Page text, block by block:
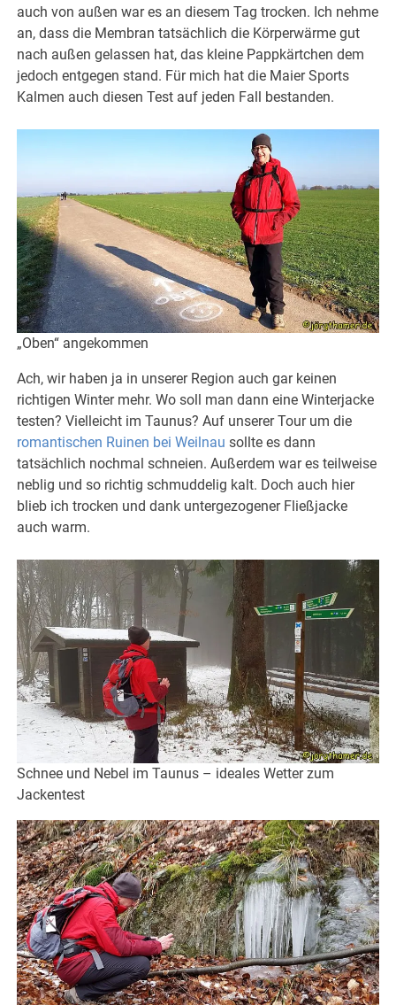
auch von außen war es an diesem Tag trocken. Ich nehme
an, dass die Membran tatsächlich die Körperwärme gut
nach außen gelassen hat, das kleine Pappkärtchen dem
jedoch entgegen stand. Für mich hat die Maier Sports
Kalmen auch diesen Test auf jeden Fall bestanden.
„Oben“ angekommen
Ach, wir haben ja in unserer Region auch gar keinen
richtigen Winter mehr. Wo soll man dann eine Winterjacke
testen? Vielleicht im Taunus? Auf unserer Tour um die
romantischen Ruinen bei Weilnau sollte es dann
tatsächlich nochmal schneien. Außerdem war es teilweise
neblig und so richtig schmuddelig kalt. Doch auch hier
blieb ich trocken und dank untergezogener Fließjacke
auch warm.
Schnee und Nebel im Taunus – ideales Wetter zum
Jackentest